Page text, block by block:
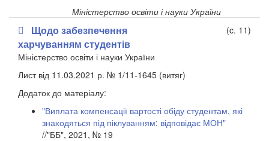
Міністерство освіти і науки України
Щодо забезпечення
харчуванням студентів
(c. 11)
Міністерство освіти і науки України
Лист від 11.03.2021 р. № 1/11-1645 (витяг)
Додаток до матеріалу:
"Виплата компенсації вартості обіду студентам, які
знаходяться під піклуванням: відповідає МОН"
//"ББ", 2021, № 19